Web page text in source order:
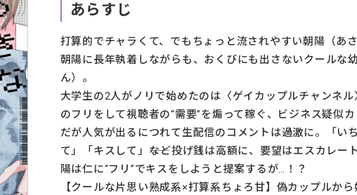
あらすじ
打算的でチャラくて、でもちょっと流されやすい朝陽（あ
朝陽に長年執着しながらも、おくびにも出さないクールな
ん）。
大学生の2人がノリで始めたのは〈ゲイカップルチャンネル
のフリをして視聴者の“需要”を煽って稼ぐ、ビジネス疑似カ
だが人気が出るにつれて生配信のコメントは過激に。「い
て」「キスして」――など投げ銭は高額に、要望はエスカレー
陽は仁に“フリ”でキスをしようと提案するが…！？
【クールな片思い熟成系×打算系ちょろ甘】偽カップルか